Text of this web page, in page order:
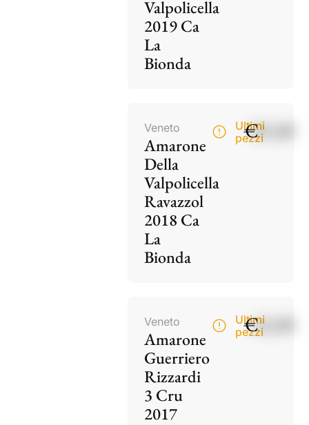
Valpolicella
2019 Ca
La
Bionda
Veneto
Amarone
Della
Valpolicella
Ravazzol
2018 Ca
La
Bionda
Ultimi
pezzi
€85,00
Veneto
Amarone
Guerriero
Rizzardi
3 Cru
2017
Ultimi
pezzi
€42,00